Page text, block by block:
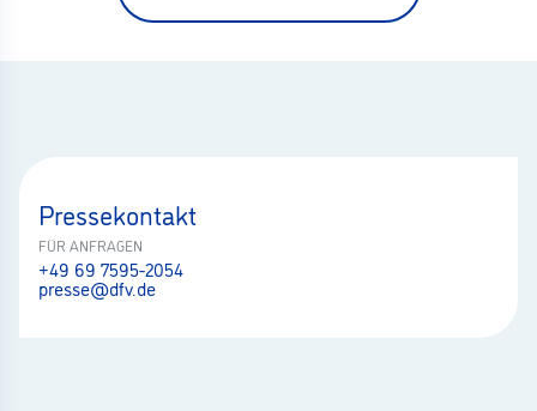
Pressekontakt
FÜR ANFRAGEN
+49 69 7595-2054
presse@dfv.de